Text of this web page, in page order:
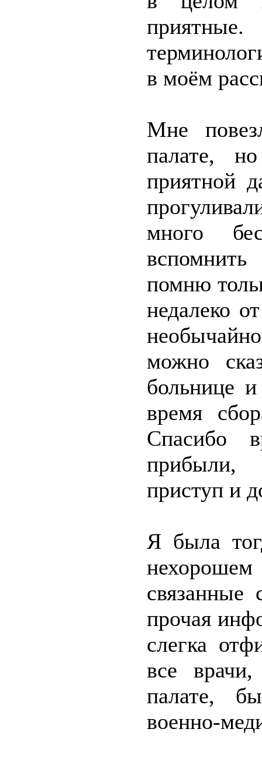
в моём
Мне
палате,
приятной
много
помню
недалеко
можно
больнице
время
Спасибо
прибыли,
приступ и
Я была
нехорошем
прочая
слегка
все
палате,
военно-